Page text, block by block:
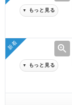
▼ もっと見る
新着 zoom_in
▼ もっと見る